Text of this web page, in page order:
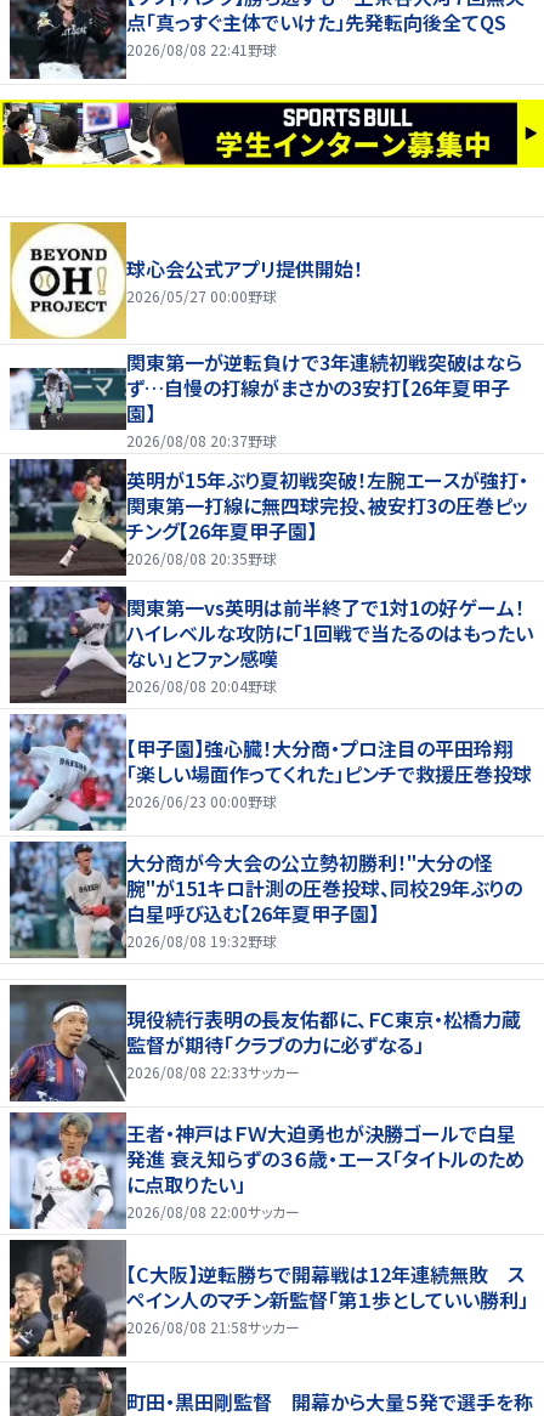
点「真っすぐ主体でいけた」先発転向後全てQS
2026/08/08 22:41 野球
球心会公式アプリ提供開始！
2026/05/27 00:00野球
関東第一が逆転負けで3年連続初戦突破はなら
ず…自慢の打線がまさかの3安打【26年夏甲子
園】
2026/08/08 20:37野球
英明が15年ぶり夏初戦突破！左腕エースが強打・
関東第一打線に無四球完投、被安打3の圧巻ピッ
チング【26年夏甲子園】
2026/08/08 20:35野球
関東第一vs英明は前半終了で1対1の好ゲーム！
ハイレベルな攻防に「1回戦で当たるのはもったい
ない」とファン感嘆
2026/08/08 20:04野球
【甲子園】強心臓！大分商・プロ注目の平田玲翔
「楽しい場面作ってくれた」ピンチで救援圧巻投球
2026/06/23 00:00野球
大分商が今大会の公立勢初勝利！"大分の怪
腕"が151キロ計測の圧巻投球、同校29年ぶりの
白星呼び込む【26年夏甲子園】
2026/08/08 19:32野球
現役続行表明の長友佑都に、ＦＣ東京・松橋力蔵
監督が期待「クラブの力に必ずなる」
2026/08/08 22:33サッカー
王者・神戸はＦＷ大迫勇也が決勝ゴールで白星
発進 衰え知らずの３６歳・エース「タイトルのため
に点取りたい」
2026/08/08 22:00サッカー
【C大阪】逆転勝ちで開幕戦は12年連続無敗 ス
ペイン人のマチン新監督「第１歩としていい勝利」
2026/08/08 21:58サッカー
町田・黒田剛監督 開幕から大量５発で選手を称